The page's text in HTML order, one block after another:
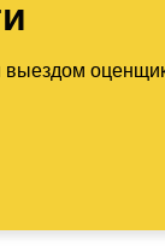
выездом